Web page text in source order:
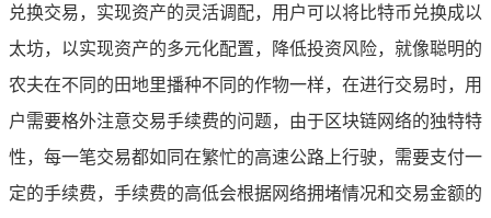
兑换交易，实现资产的灵活调配，用户可以将比特币兑换成以
太坊，以实现资产的多元化配置，降低投资风险，就像聪明的
农夫在不同的田地里播种不同的作物一样，在进行交易时，用
户需要格外注意交易手续费的问题，由于区块链网络的独特特
性，每一笔交易都如同在繁忙的高速公路上行驶，需要支付一
定的手续费，手续费的高低会根据网络拥堵情况和交易金额的